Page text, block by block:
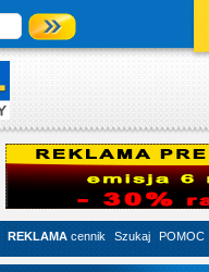
REKLAMA cennik Szukaj POMOC